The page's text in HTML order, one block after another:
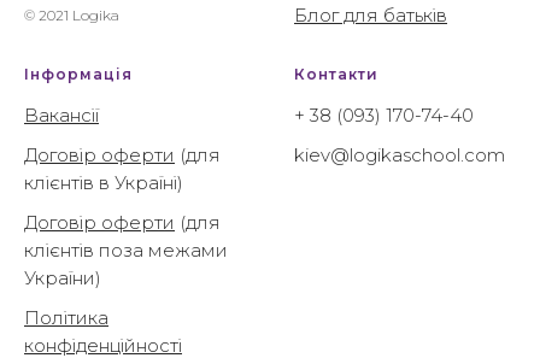
© 2021 Logika
Блог для батьків
Інформація
Вакансії
Договір оферти (для
клієнтів в Україні)
Договір оферти (для
клієнтів поза межами
України)
Політика
конфіденційності
Контакти
+ 38 (093) 170-74-40
kiev@logikaschool.com